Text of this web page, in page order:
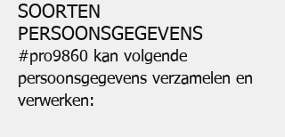
SOORTEN
PERSOONSGEGEVENS
#pro9860 kan volgende
persoonsgegevens verzamelen en
verwerken: